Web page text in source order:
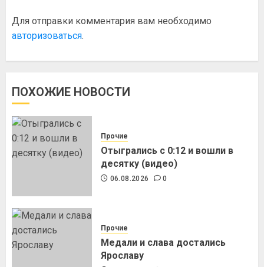
Для отправки комментария вам необходимо
авторизоваться.
ПОХОЖИЕ НОВОСТИ
Прочие
Отыгрались с 0:12 и вошли в
десятку (видео)
06.08.2026 0
Прочие
Медали и слава достались
Ярославу